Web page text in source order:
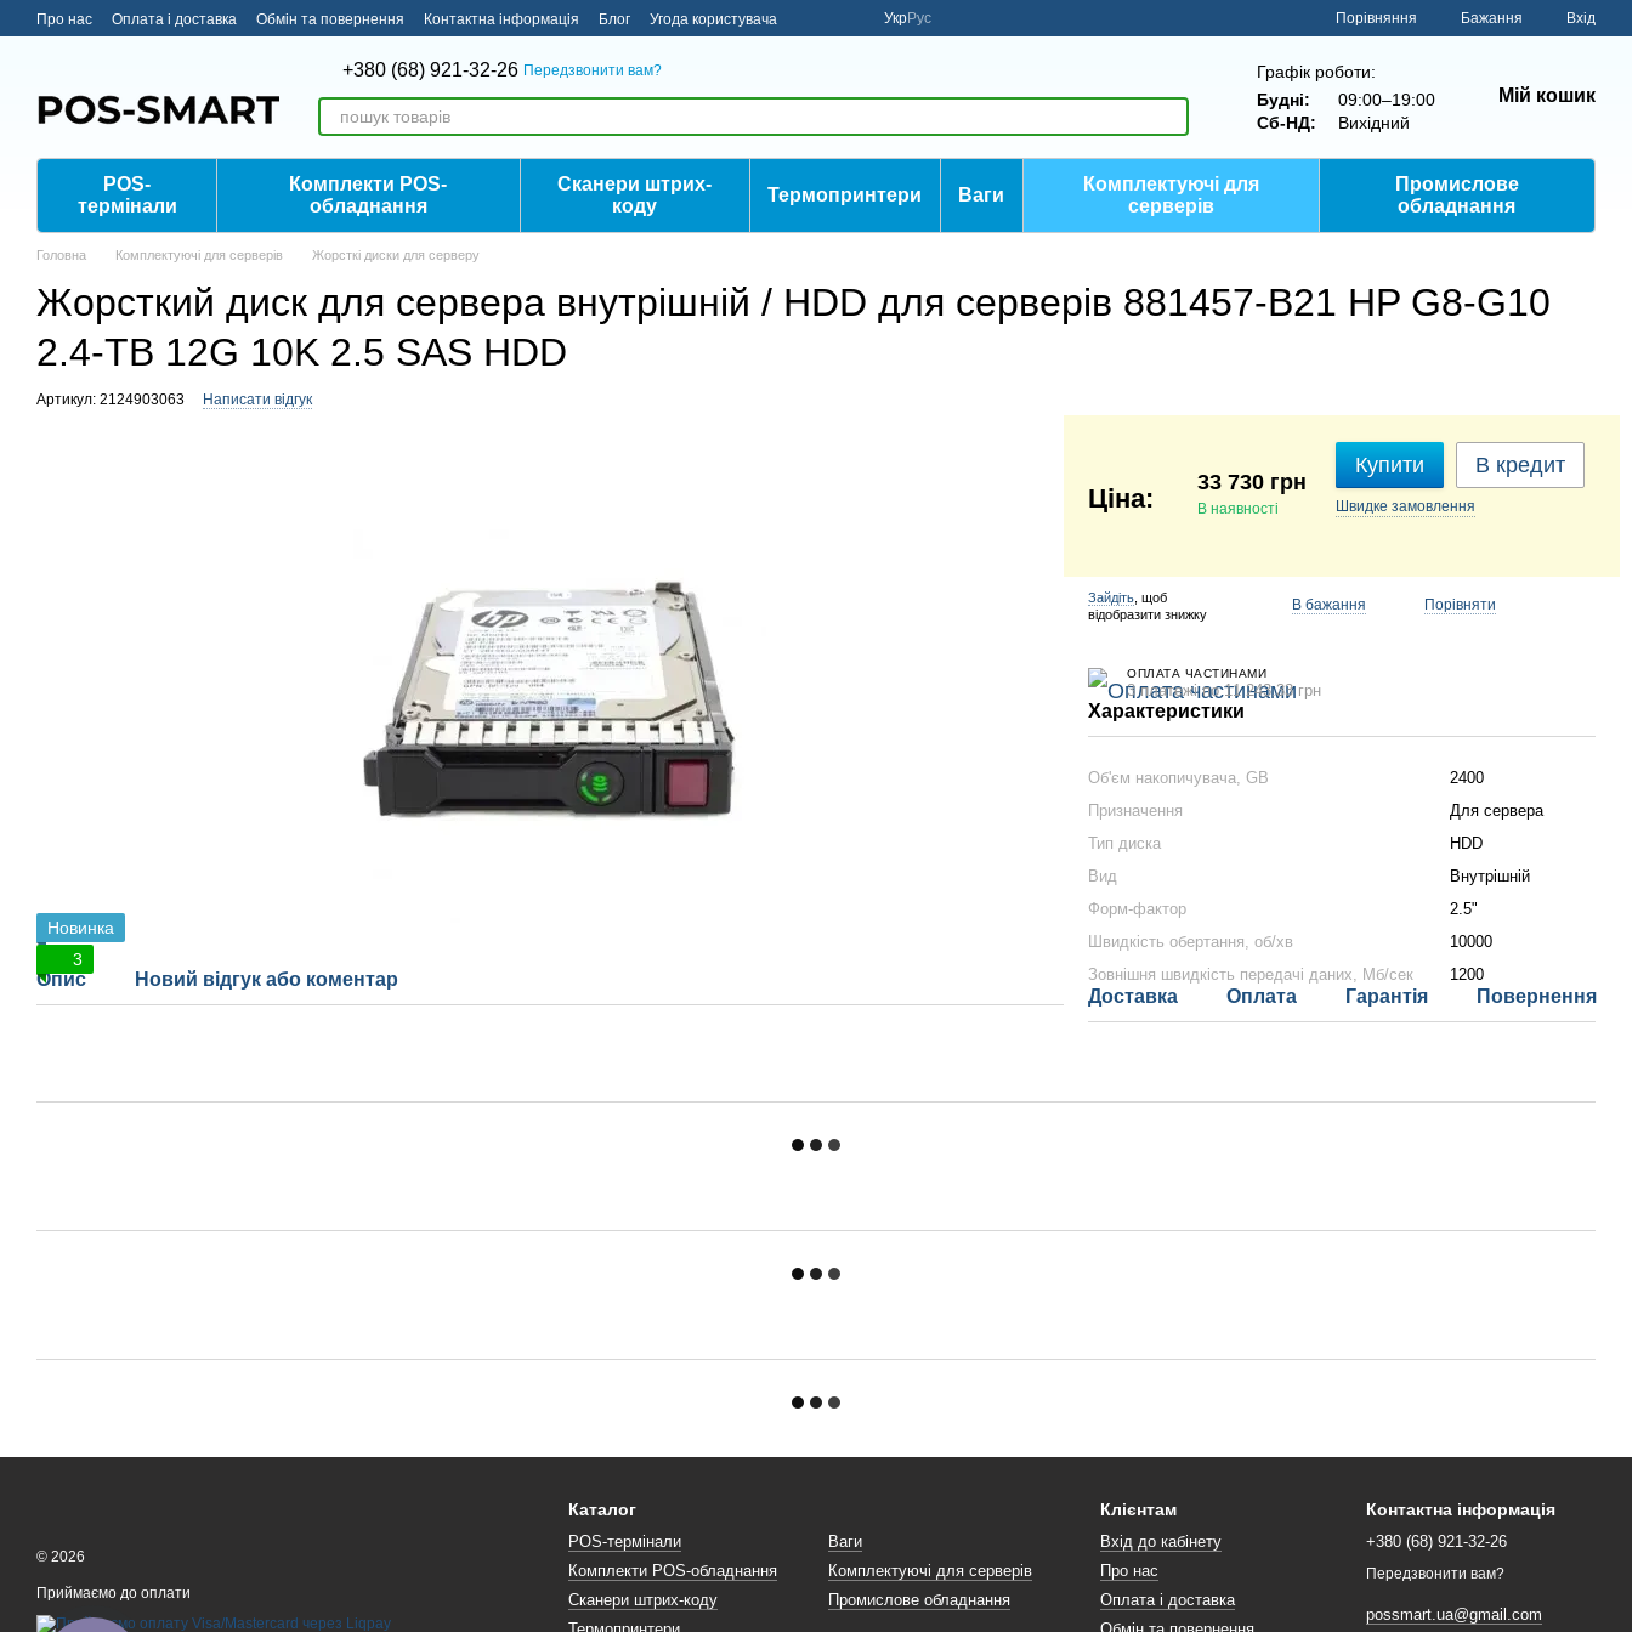
Перейти до основного контенту
Про нас Оплата і доставка Обмін та повернення Контактна інформація Блог Угода користувача УкрРус Порівняння Бажання Вхід
+380 (68) 921-32-26 Передзвонити вам?
Графік роботи:
Будні:
09:00–19:00
Сб-НД:
Вихідний
Мій кошик
POS-
термінали
Комплекти POS-
обладнання
Сканери штрих-
коду
Термопринтери Ваги
Комплектуючі для
серверів
Промислове
обладнання
Головна Комплектуючі для серверів Жорсткі диски для серверу
Жорсткий диск для сервера внутрішній / HDD для серверів 881457-B21 HP G8-G10
2.4-TB 12G 10K 2.5 SAS HDD
Артикул: 2124903063 Написати відгук
Новинка
3
Опис Новий відгук або коментар
33 730 грн
В наявності
Купити В кредит
Швидке замовлення
Зайдіть , щоб
відобразити знижку
В бажання Порівняти
ОПЛАТА ЧАСТИНАМИ
3 платежі по 11 243.33 грн
Характеристики
Об'єм накопичувача, GB
2400
Призначення
Для сервера
Тип диска
HDD
Вид
Внутрішній
Форм-фактор
2.5"
Швидкість обертання, об/хв
10000
Зовнішня швидкість передачі даних, Мб/сек
1200
Доставка Оплата Гарантія Повернення
© 2026
Приймаємо до оплати
Каталог
POS-термінали
Комплекти POS-обладнання
Сканери штрих-коду
Ваги
Комплектуючі для серверів
Промислове обладнання
Клієнтам
Вхід до кабінету
Про нас
Оплата і доставка
Контактна інформація
+380 (68) 921-32-26
Передзвонити вам?
possmart.ua@gmail.com